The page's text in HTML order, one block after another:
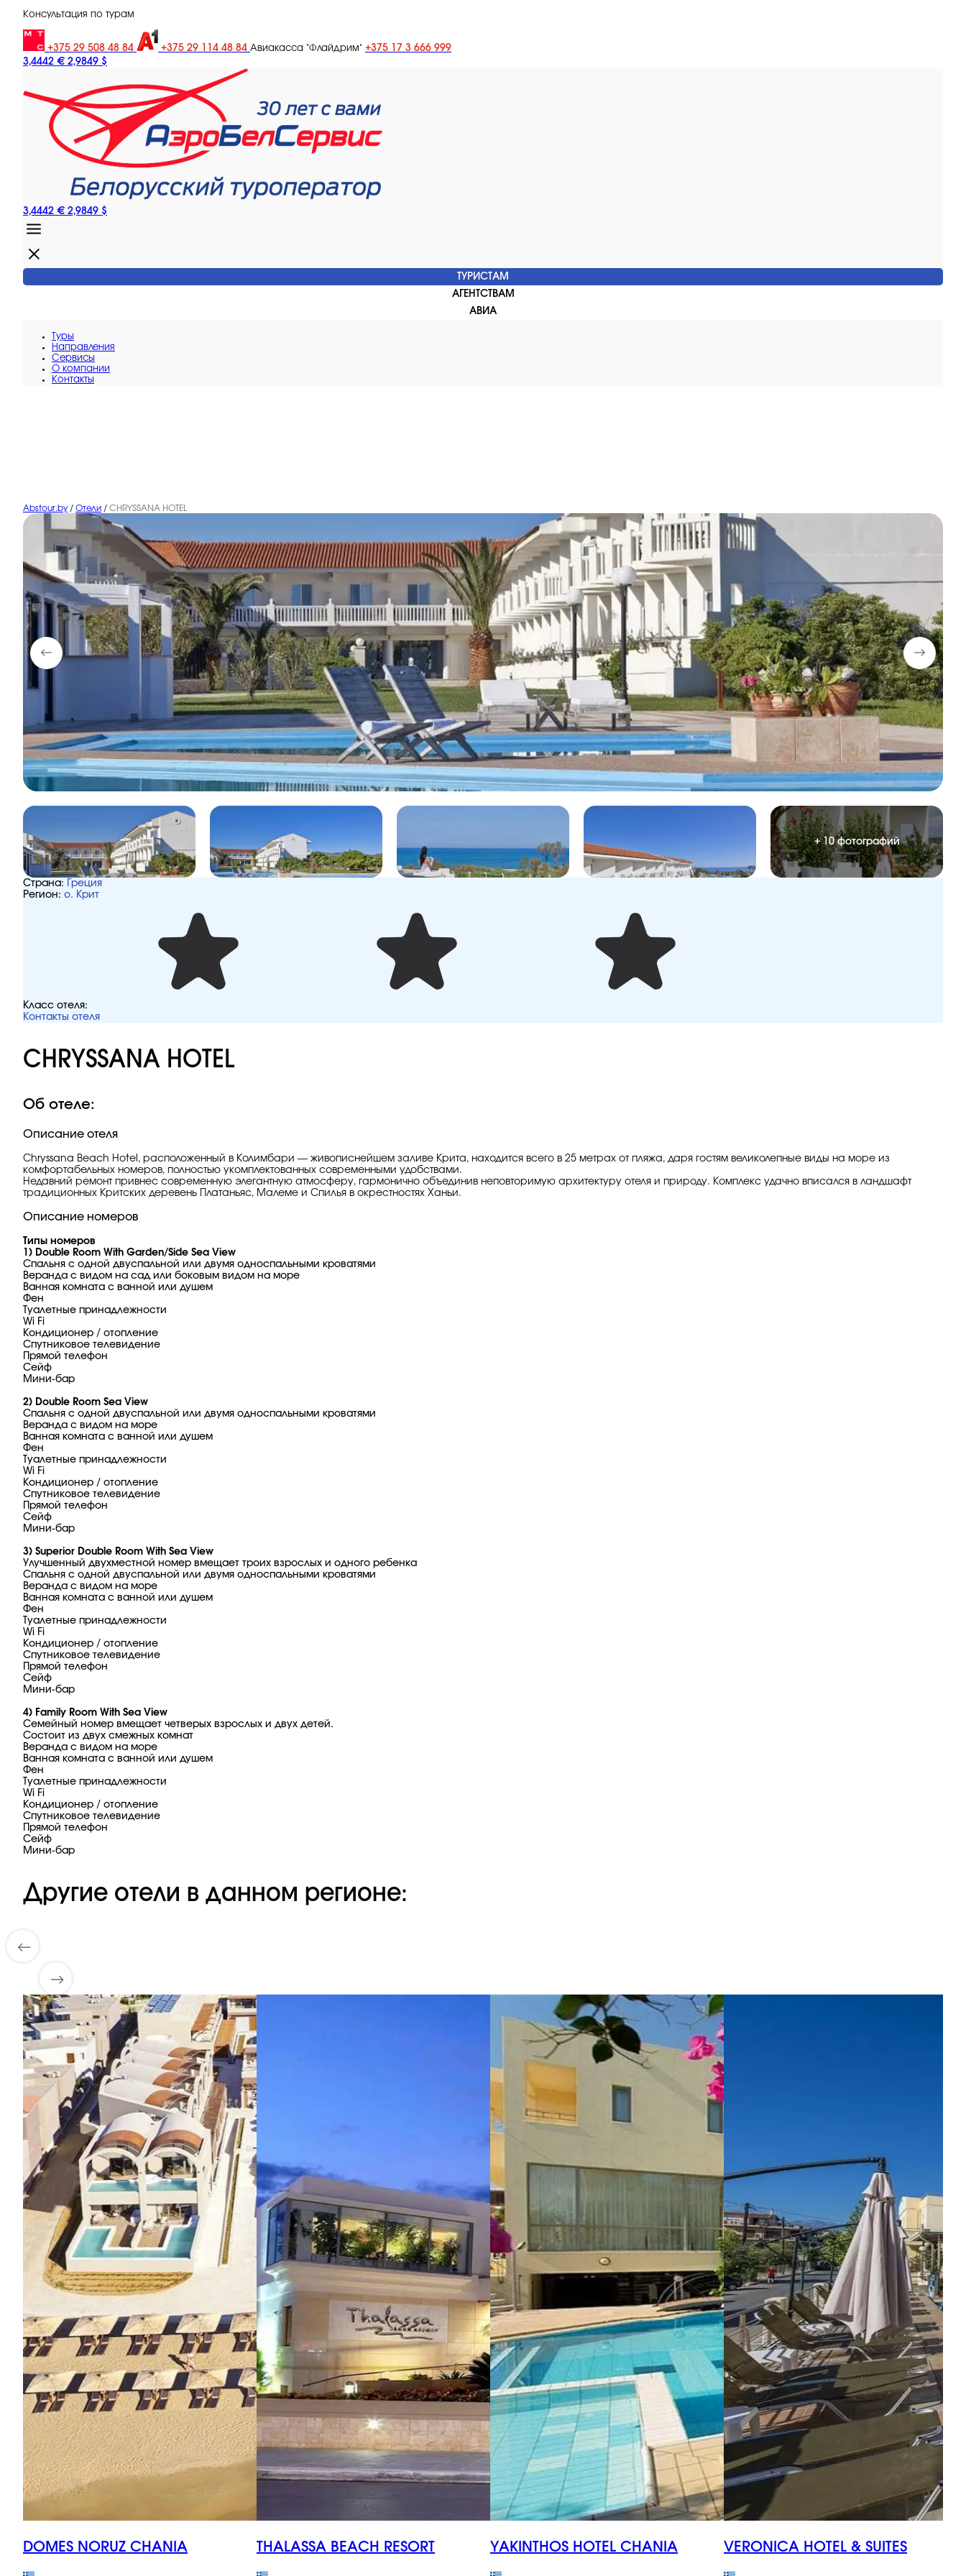
Консультация по турам
+375 29 508 48 84 +375 29 114 48 84 Авиакасса "Флайдрим" +375 17 3 666 999
3,4442 € 2,9849 $
3,4442 € 2,9849 $
ТУРИСТАМ
АГЕНТСТВАМ
АВИА
Туры
Направления
Сервисы
O компании
Контакты
Abstour.by / Отели / CHRYSSANA HOTEL
+ 10 фотографий
Страна:
Греция
Регион: о. Крит
Класс отеля:
Контакты отеля
CHRYSSANA HOTEL
Об отеле:
Описание отеля
Chryssana Beach Hotel, расположенный в Колимбари — живописнейшем заливе Крита, находится всего в 25 метрах от пляжа, даря гостям великолепные виды на море из
комфортабельных номеров, полностью укомплектованных современными удобствами.
Недавний ремонт привнес современную элегантную атмосферу, гармонично объединив неповторимую архитектуру отеля и природу. Комплекс удачно вписался в ландшафт
традиционных Критских деревень Платаньяс, Малеме и Спилья в окрестностях Ханьи.
Описание номеров
Типы номеров
1) Double Room With Garden/Side Sea View
Спальня с одной двуспальной или двумя односпальными кроватями
Веранда с видом на сад или боковым видом на море
Ванная комната с ванной или душем
Фен
Туалетные принадлежности
Wi Fi
Кондиционер / отопление
Спутниковое телевидение
Прямой телефон
Сейф
Мини-бар
2) Double Room Sea View
Спальня с одной двуспальной или двумя односпальными кроватями
Веранда с видом на море
Ванная комната с ванной или душем
Фен
Туалетные принадлежности
Wi Fi
Кондиционер / отопление
Спутниковое телевидение
Прямой телефон
Сейф
Мини-бар
3) Superior Double Room With Sea View
Улучшенный двухместной номер вмещает троих взрослых и одного ребенка
Спальня с одной двуспальной или двумя односпальными кроватями
Веранда с видом на море
Ванная комната с ванной или душем
Фен
Туалетные принадлежности
Wi Fi
Кондиционер / отопление
Спутниковое телевидение
Прямой телефон
Сейф
Мини-бар
4) Family Room With Sea View
Семейный номер вмещает четверых взрослых и двух детей.
Состоит из двух смежных комнат
Веранда с видом на море
Ванная комната с ванной или душем
Фен
Туалетные принадлежности
Wi Fi
Кондиционер / отопление
Спутниковое телевидение
Прямой телефон
Сейф
Мини-бар
Другие отели в данном регионе:
DOMES NORUZ CHANIA THALASSA BEACH RESORT YAKINTHOS HOTEL CHANIA VERONICA HOTEL & SUITES